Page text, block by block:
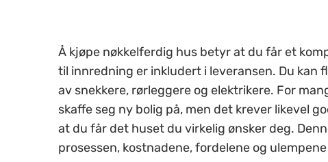
Å kjøpe nøkkelferdig hus betyr at du får et
til innredning er inkludert i leveransen. Du
av snekkere, rørleggere og elektrikere. For
skaffe seg ny bolig på, men det krever likevel
at du får det huset du virkelig ønsker deg.
prosessen, kostnadene, fordelene og